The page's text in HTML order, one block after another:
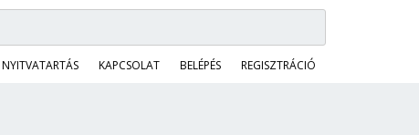
NYITVATARTÁS KAPCSOLAT BELÉPÉS REGISZTRÁCIÓ